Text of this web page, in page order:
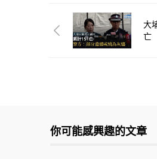
大
亡
你可能感興趣的文章